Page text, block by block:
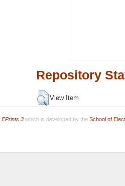
Repository
View Item
EPrints 3which is developed by the School of